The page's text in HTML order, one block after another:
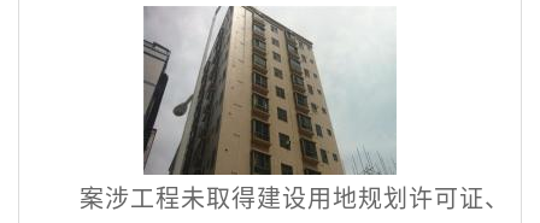
案涉工程未取得建设用地规划许可证、